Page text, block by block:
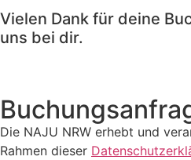
Vielen Dank für deine
uns bei dir.
Die NAJU NRW erhebt und
Rahmen dieser